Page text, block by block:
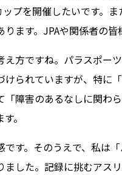
ップを開催したいです。
ります。JPAや関係者の
え方ですね。パラスポー
けられていますが、特に
「障害のあるなしに関わ
。
です。そのうえで、私は
ました。記録に挑むアス